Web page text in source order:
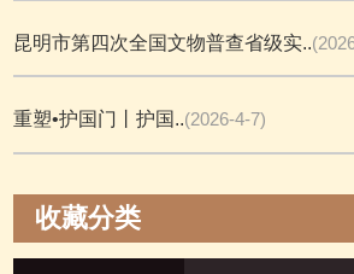
昆明市第四次全国文物普查省级实..
重塑•护国门丨护国..(2026-4-7)
收藏分类